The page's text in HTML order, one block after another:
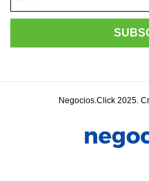
Negocios.Click 2025.